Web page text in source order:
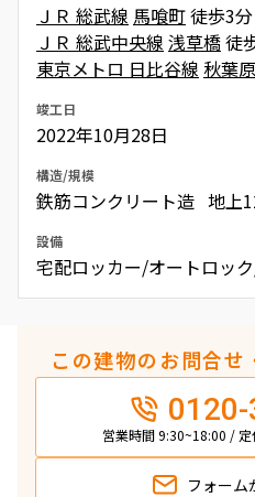
ＪＲ 総武線 馬喰町徒歩3分
ＪＲ 総武中央線 浅草橋徒
東京メトロ 日比谷線 秋葉原
竣工日
2022年10月28日
構造/規模
鉄筋コンクリート造 地上
設備
宅配ロッカー/オートロッ
この建物のお問合
営業時間 9:30~18:00 /
フォーム